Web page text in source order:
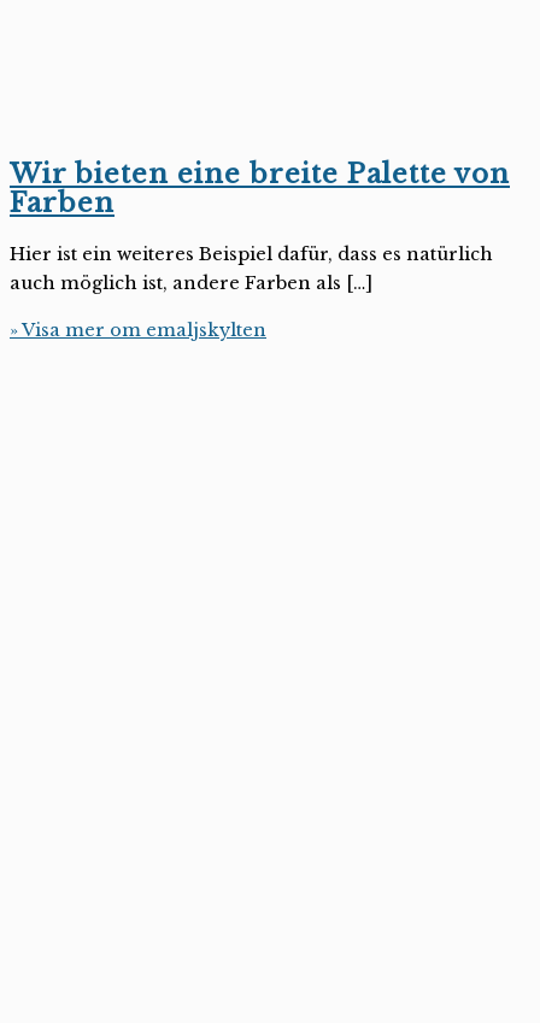
Wir bieten eine breite Palette von
Farben
Hier ist ein weiteres Beispiel dafür, dass es natürlich
auch möglich ist, andere Farben als […]
» Visa mer om emaljskylten